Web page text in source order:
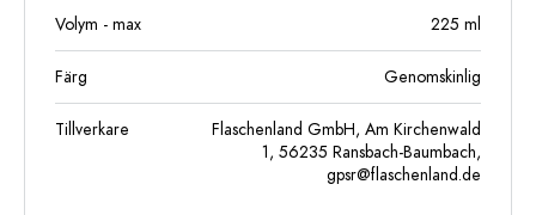
Volym - max 225 ml
Färg Genomskinlig
Tillverkare
Flaschenland GmbH, Am Kirchenwald
1, 56235 Ransbach-Baumbach,
gpsr@flaschenland.de